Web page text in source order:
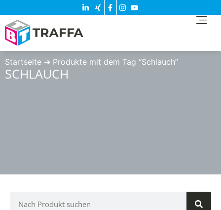
Startseite ➔ Produkte mit dem Tag “Schlauch”
SCHLAUCH